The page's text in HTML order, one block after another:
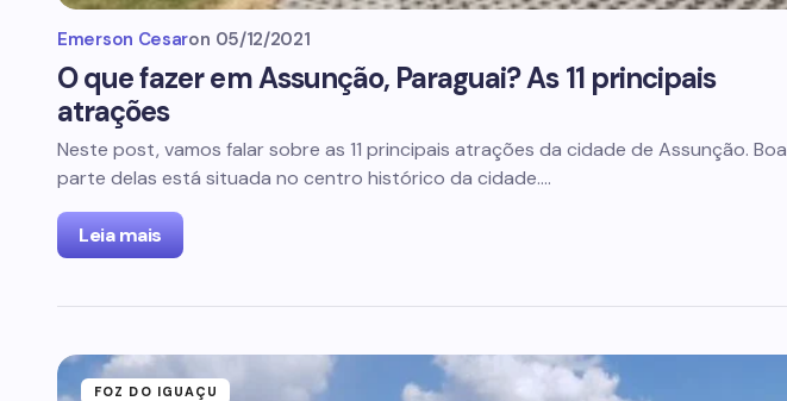
Emerson Cesaron 05/12/2021
O que fazer em Assunção, Paraguai? As 11 principais
atrações
Neste post, vamos falar sobre as 11 principais atrações da cidade de Assunção. Boa
parte delas está situada no centro histórico da cidade.…
Leia mais
FOZ DO IGUAÇU